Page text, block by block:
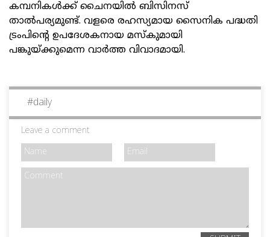
കമ്പനികള്‍ക്ക് ചൈനയില്‍ ബിസിനസ്
താല്‍പര്യമുണ്ട്. വളരെ രഹസ്യമായ സൈനിക പദ്ധതി
ട്രംപിന്റെ ഉപദേശകനായ മസ്‌കുമായി
പങ്കുയ്ക്കുമെന്ന വാര്‍ത്ത വിവാദമായി.
#daily
Leave a comment